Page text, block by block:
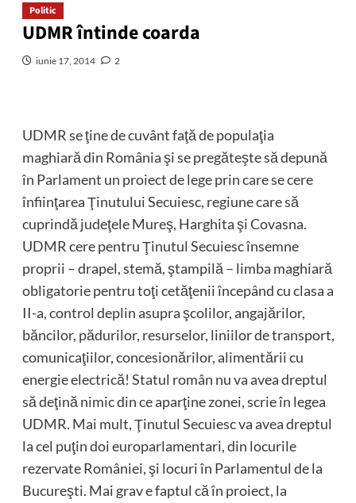
Politic
UDMR întinde coarda
iunie 17, 2014 2
UDMR se ţine de cuvânt faţă de populaţia
maghiară din România şi se pregăteşte să depună
în Parlament un proiect de lege prin care se cere
înfiinţarea Ţinutului Secuiesc, regiune care să
cuprindă judeţele Mureş, Harghita şi Covasna.
UDMR cere pentru Ţinutul Secuiesc însemne
proprii – drapel, stemă, ştampilă – limba maghiară
obligatorie pentru toţi cetăţenii începând cu clasa a
II-a, control deplin asupra şcolilor, angajărilor,
băncilor, pădurilor, resurselor, liniilor de transport,
comunicaţiilor, concesionărilor, alimentării cu
energie electrică! Statul român nu va avea dreptul
să deţină nimic din ce aparţine zonei, scrie în legea
UDMR. Mai mult, Ţinutul Secuiesc va avea dreptul
la cel puţin doi europarlamentari, din locurile
rezervate României, şi locuri în Parlamentul de la
Bucureşti. Mai grav e faptul că în proiect, la